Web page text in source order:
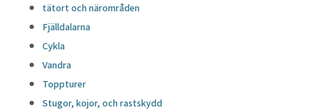
tätort och närområden
Fjälldalarna
Cykla
Vandra
Toppturer
Stugor, kojor, och rastskydd